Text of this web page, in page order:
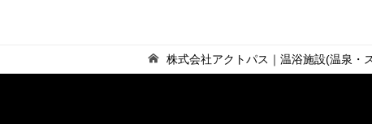
株式会社アクトパス｜温浴施設(温泉・